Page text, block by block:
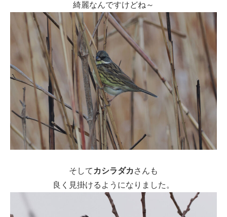
綺麗なんですけどね～
そして カシラダカ さんも
良く見掛けるようになりました。